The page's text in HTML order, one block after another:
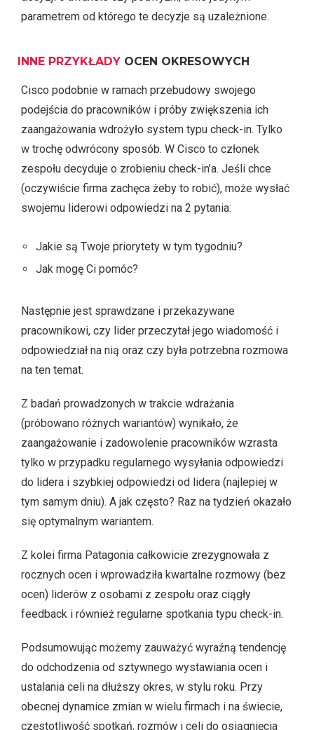
parametrem od którego te decyzje są uzależnione.
INNE PRZYKŁADY OCEN OKRESOWYCH
Cisco podobnie w ramach przebudowy swojego
podejścia do pracowników i próby zwiększenia ich
zaangażowania wdrożyło system typu check-in. Tylko
w trochę odwrócony sposób. W Cisco to członek
zespołu decyduje o zrobieniu check-in’a. Jeśli chce
(oczywiście firma zachęca żeby to robić), może wysłać
swojemu liderowi odpowiedzi na 2 pytania:
Jakie są Twoje priorytety w tym tygodniu?
Jak mogę Ci pomóc?
Następnie jest sprawdzane i przekazywane
pracownikowi, czy lider przeczytał jego wiadomość i
odpowiedział na nią oraz czy była potrzebna rozmowa
na ten temat.
Z badań prowadzonych w trakcie wdrażania
(próbowano różnych wariantów) wynikało, że
zaangażowanie i zadowolenie pracowników wzrasta
tylko w przypadku regularnego wysyłania odpowiedzi
do lidera i szybkiej odpowiedzi od lidera (najlepiej w
tym samym dniu). A jak często? Raz na tydzień okazało
się optymalnym wariantem.
Z kolei firma Patagonia całkowicie zrezygnowała z
rocznych ocen i wprowadziła kwartalne rozmowy (bez
ocen) liderów z osobami z zespołu oraz ciągły
feedback i również regularne spotkania typu check-in.
Podsumowując możemy zauważyć wyraźną tendencję
do odchodzenia od sztywnego wystawiania ocen i
ustalania celi na dłuższy okres, w stylu roku. Przy
obecnej dynamice zmian w wielu firmach i na świecie,
częstotliwość spotkań, rozmów i celi do osiągnięcia